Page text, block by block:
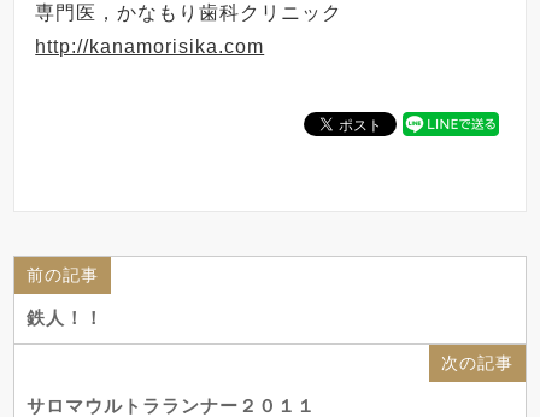
専門医，かなもり歯科クリニック
http://kanamorisika.com
前の記事
鉄人！！
次の記事
サロマウルトラランナー２０１１